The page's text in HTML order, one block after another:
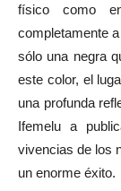
físico como
completamente
sólo una negra
este color, el
una profunda
Ifemelu a
vivencias de los
un enorme éxito.